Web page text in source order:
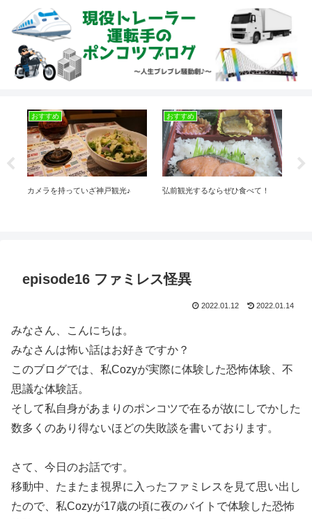
おすすめ
カメラを持っていざ神戸観光♪
おすすめ
弘前観光するならぜひ食べて！
episode16 ファミレス怪異
2022.01.12 2022.01.14
みなさん、こんにちは。
みなさんは怖い話はお好きですか？
このブログでは、私Cozyが実際に体験した恐怖体験、不
思議な体験話。
そして私自身があまりのポンコツで在るが故にしでかした
数多くのあり得ないほどの失敗談を書いております。
さて、今日のお話です。
移動中、たまたま視界に入ったファミレスを見て思い出し
たので、私Cozyが17歳の頃に夜のバイトで体験した恐怖